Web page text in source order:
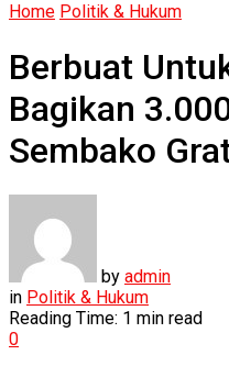
Home Politik & Hukum
Berbuat
Bagikan
Sembako
by admin
in Politik & Hukum
Reading Time: 1 min read
0